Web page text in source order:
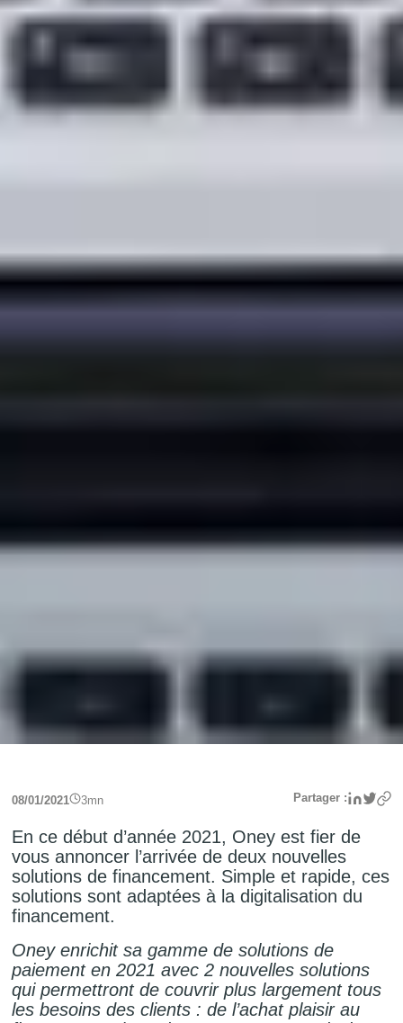
08/01/2021 3mn Partager :
En ce début d’année 2021, Oney est fier de
vous annoncer l’arrivée de deux nouvelles
solutions de financement. Simple et rapide, ces
solutions sont adaptées à la digitalisation du
financement.
Oney enrichit sa gamme de solutions de
paiement en 2021 avec 2 nouvelles solutions
qui permettront de couvrir plus largement tous
les besoins des clients : de l’achat plaisir au